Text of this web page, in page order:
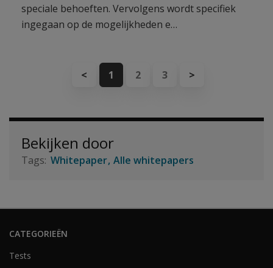
speciale behoeften. Vervolgens wordt specifiek
ingegaan op de mogelijkheden e…
< 1 2 3 >
Bekijken door
Whitepaper Alle whitepapers
CATEGORIEËN
Tests